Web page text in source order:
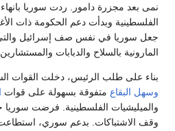
نمى بعد مجزرة دامور. ردت سوريا بانهاء
الفلسطينية وبدأت دعم الحكومة ذات
جعل سوريا في نفس صف إسرائيل والتي
المارونية بالسلاح والدبابات
بناء على طلب الرئيس، دخلت القوات
وسهل البقاع متفوقة بسهولة على قوات
والميليشيات الفلسطينية. فرضت
وقف الاشتباكات. بدعم سوري، استطاعت